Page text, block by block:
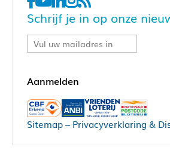
Schrijf je in op onze
Sitemap– Privacyverklaring &